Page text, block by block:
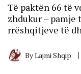
Të paktën 66 të
zhdukur –
rrëshqitjeve të
ByLajmi Shqip